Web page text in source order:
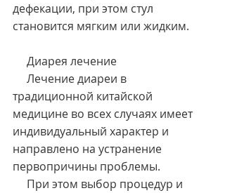
дефекации, при этом стул
становится мягким или жидким.
     Диарея лечение
традиционной китайской
медицине во всех случаях имеет
индивидуальный характер и
направлено на устранение
первопричины проблемы.